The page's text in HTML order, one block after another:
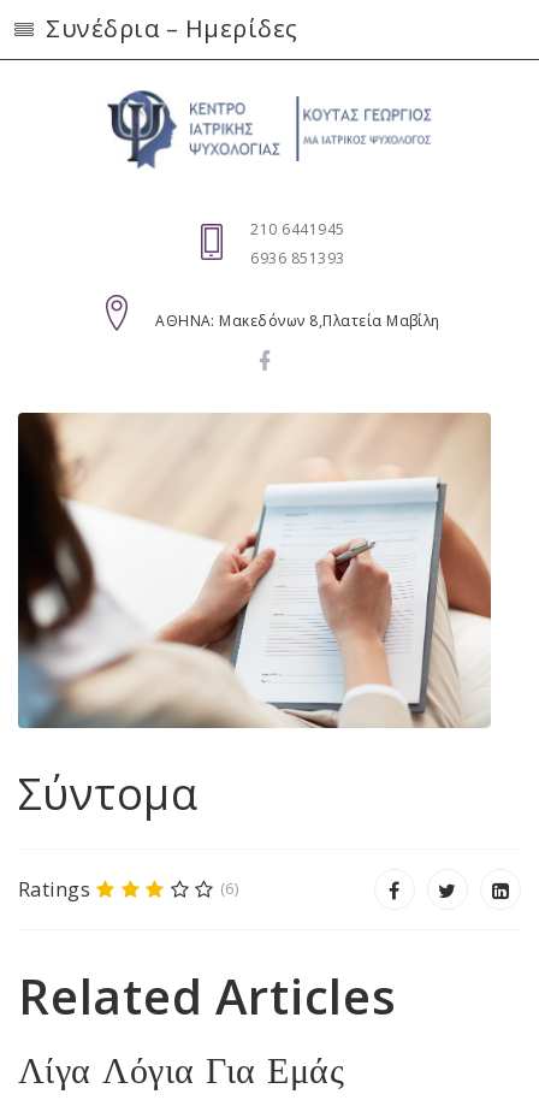
Συνέδρια – Ημερίδες
210 6441945
6936 851393
AΘΗΝΑ: Μακεδόνων 8,Πλατεία Μαβίλη
Σύντομα
Ratings (6)
Related Articles
Λίγα Λόγια Για Εμάς